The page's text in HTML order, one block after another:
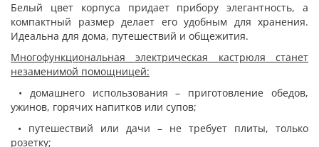
Белый цвет корпуса придает прибору элегантность, а
компактный размер делает его удобным для хранения.
Идеальна для дома, путешествий и общежития.
Многофункциональная электрическая кастрюля станет
незаменимой помощницей:
• домашнего использования – приготовление обедов,
ужинов, горячих напитков или супов;
• путешествий или дачи – не требует плиты, только
розетку;